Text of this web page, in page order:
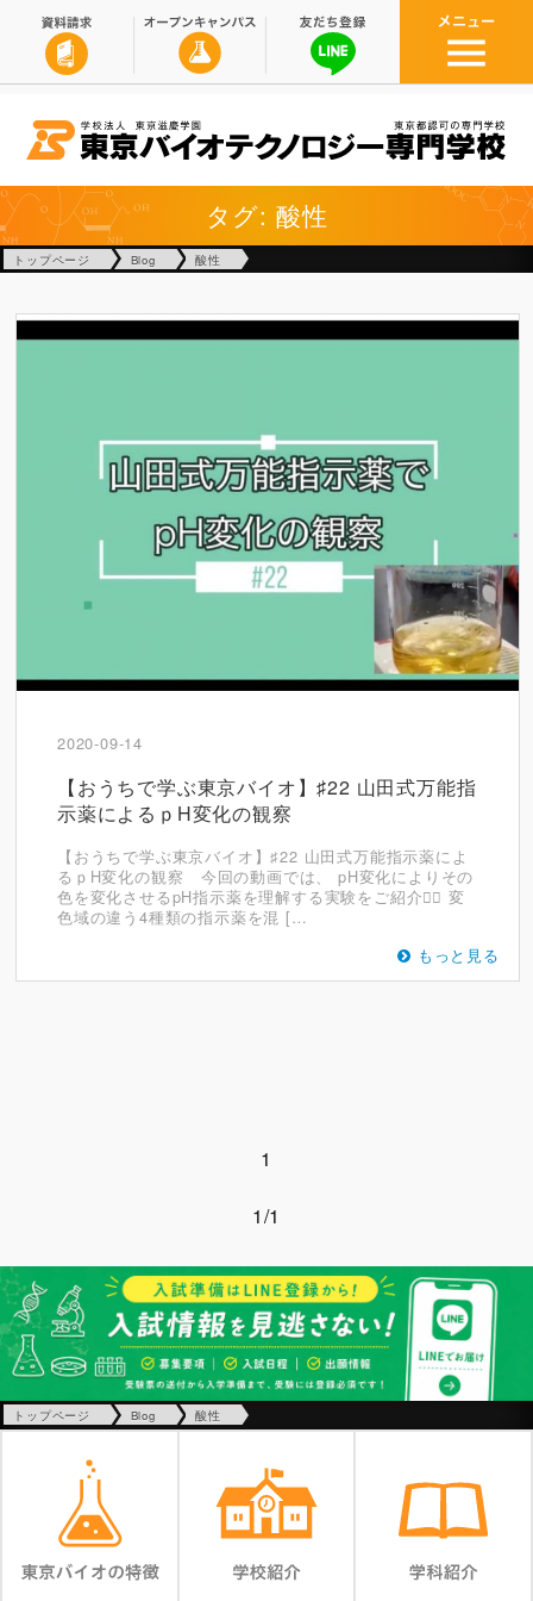
タグ: 酸性
トップページ Blog 酸性
2020-09-14
【おうちで学ぶ東京バイオ】♯22 山田式万能指
示薬によるｐH変化の観察
【おうちで学ぶ東京バイオ】♯22 山田式万能指示薬によ
るｐH変化の観察 今回の動画では、 pH変化によりその
色を変化させるpH指示薬を理解する実験をご紹介✍🏼 変
色域の違う4種類の指示薬を混 […
もっと見る
1
1/1
トップページ Blog 酸性